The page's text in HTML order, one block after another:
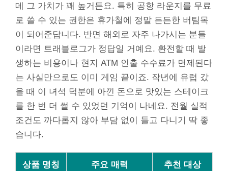
데 그 가치가 꽤 높거든요. 특히 공항 라운지를 무료
로 쓸 수 있는 권한은 휴가철에 정말 든든한 버팀목
이 되어준답니다. 반면 해외로 자주 나가시는 분들
이라면 트래블로그가 정답일 거예요. 환전할 때 발
생하는 비용이나 현지 ATM 인출 수수료가 면제된다
는 사실만으로도 이미 게임 끝이죠. 작년에 유럽 갔
을 때 이 녀석 덕분에 아낀 돈으로 맛있는 스테이크
를 한 번 더 썰 수 있었던 기억이 나네요. 전월 실적
조건도 까다롭지 않아 부담 없이 들고 다니기 딱 좋
습니다.
상품 명칭 주요 매력 추천 대상